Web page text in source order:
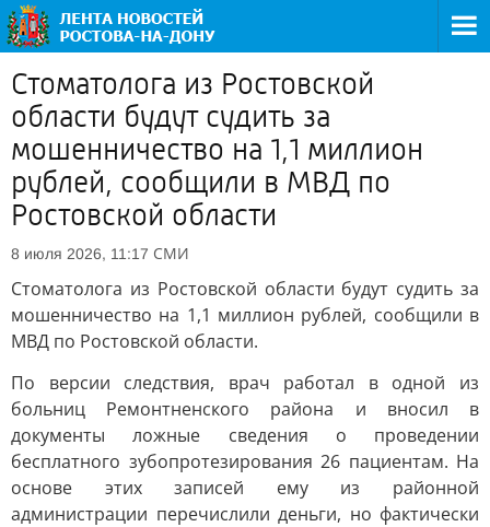
Стоматолога из Ростовской
области будут судить за
мошенничество на 1,1 миллион
рублей, сообщили в МВД по
Ростовской области
8 июля 2026, 11:17 СМИ
Стоматолога из Ростовской области будут судить за
мошенничество на 1,1 миллион рублей, сообщили в
МВД по Ростовской области.
По версии следствия, врач работал в одной из
больниц Ремонтненского района и вносил в
документы ложные сведения о проведении
бесплатного зубопротезирования 26 пациентам. На
основе этих записей ему из районной
администрации перечислили деньги, но фактически